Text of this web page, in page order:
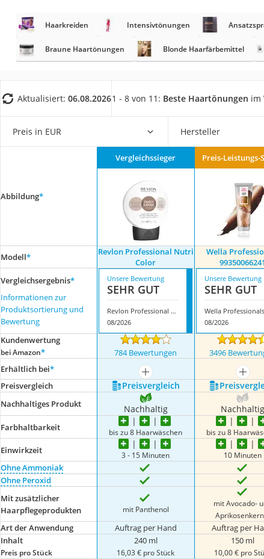
Zeckenschutz
leichter
Philips-
Mineralfutter
Service
Haarkreiden Intensivtönungen
Braune Haartönungen Blonde Haarfärbemittel
Aktualisiert: 06.08.20261 - 8 von 11: Beste Haartönungen im
Preis in EUR Hersteller
Abbildung*
Vergleichssieger Preis-Leistungs-
Modell*
Revlon Professional Nutri
Color
Wella
99350066241
Vergleichsergebnis*
Informationen zur
Produktsortierung und
Bewertung
Unsere Bewertung
SEHR GUT
Revlon Professional Nutri Color
08/2026
Unsere Bewertung
SEHR GUT
08/2026
Kundenwertung
bei Amazon* 784 Bewertungen 3496
Erhältlich bei*
mehr anzeigen mehr
Preis­vergleich
Preis­vergleich
Nachhaltiges Produkt Nachhaltig Nachhaltig
Farbhaltbarkeit bis zu 8 Haarwäschen bis zu 8
Einwirkzeit 3 - 15 Minuten 10 Minuten
Ohne Ammoniak
Ohne Peroxid
Mit zusätzlicher
Haarpflegeprodukten
mit Panthenol
mit Avocado-
Art der Anwendung Auftrag per Hand Auftrag per
Inhalt
Preis pro Stück
240 ml
16,03 € pro Stück
150 ml
10,00 € pro